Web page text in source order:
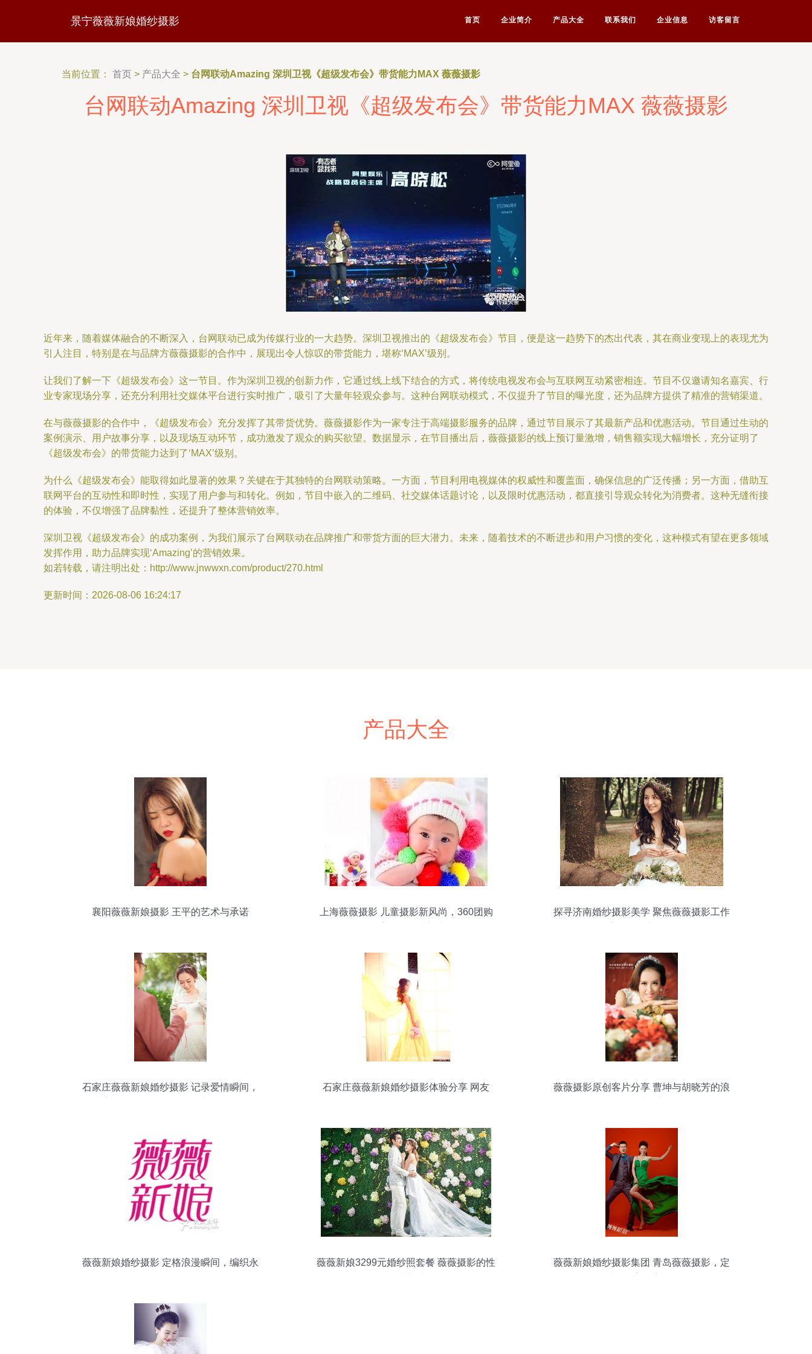
景宁薇薇新娘婚纱摄影 首页 企业简介 产品大全 联系我们 企业信息 访客留言
当前位置： 首页 > 产品大全 > 台网联动Amazing 深圳卫视《超级发布会》带货能力MAX 薇薇摄影
台网联动Amazing 深圳卫视《超级发布会》带货能力MAX 薇薇摄影
近年来，随着媒体融合的不断深入，台网联动已成为传媒行业的一大趋势。深圳卫视推出的《超级发布会》节目，便是这一趋势下的杰出代表，其在商业变现上的表现尤为
引人注目，特别是在与品牌方薇薇摄影的合作中，展现出令人惊叹的带货能力，堪称‘MAX’级别。
让我们了解一下《超级发布会》这一节目。作为深圳卫视的创新力作，它通过线上线下结合的方式，将传统电视发布会与互联网互动紧密相连。节目不仅邀请知名嘉宾、行
业专家现场分享，还充分利用社交媒体平台进行实时推广，吸引了大量年轻观众参与。这种台网联动模式，不仅提升了节目的曝光度，还为品牌方提供了精准的营销渠道。
在与薇薇摄影的合作中，《超级发布会》充分发挥了其带货优势。薇薇摄影作为一家专注于高端摄影服务的品牌，通过节目展示了其最新产品和优惠活动。节目通过生动的
案例演示、用户故事分享，以及现场互动环节，成功激发了观众的购买欲望。数据显示，在节目播出后，薇薇摄影的线上预订量激增，销售额实现大幅增长，充分证明了
《超级发布会》的带货能力达到了‘MAX’级别。
为什么《超级发布会》能取得如此显著的效果？关键在于其独特的台网联动策略。一方面，节目利用电视媒体的权威性和覆盖面，确保信息的广泛传播；另一方面，借助互
联网平台的互动性和即时性，实现了用户参与和转化。例如，节目中嵌入的二维码、社交媒体话题讨论，以及限时优惠活动，都直接引导观众转化为消费者。这种无缝衔接
的体验，不仅增强了品牌黏性，还提升了整体营销效率。
深圳卫视《超级发布会》的成功案例，为我们展示了台网联动在品牌推广和带货方面的巨大潜力。未来，随着技术的不断进步和用户习惯的变化，这种模式有望在更多领域
发挥作用，助力品牌实现‘Amazing’的营销效果。
如若转载，请注明出处：http://www.jnwwxn.com/product/270.html
更新时间：2026-08-06 16:24:17
产品大全
襄阳薇薇新娘摄影 王平的艺术与承诺
上海薇薇摄影 儿童摄影新风尚，360团购
探寻济南婚纱摄影美学 聚焦薇薇摄影工作
石家庄薇薇新娘婚纱摄影 记录爱情瞬间，
石家庄薇薇新娘婚纱摄影体验分享 网友
薇薇摄影原创客片分享 曹坤与胡晓芳的浪
薇薇新娘婚纱摄影 定格浪漫瞬间，编织永
薇薇新娘3299元婚纱照套餐 薇薇摄影的性
薇薇新娘婚纱摄影集团 青岛薇薇摄影，定